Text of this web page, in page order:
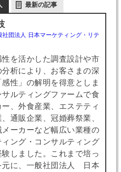
最新の記事
社団法人 日本マーケティング・リテ
を活かした調査設計や市
析により、お客さまの深
感性」の解明を得意としま
ルティングファームで食
、外食産業、エステティ
通販企業、冠婚葬祭業、
メーカーなど幅広い業種の
ィング・コンサルティング
しました。これまで培っ
元に、一般社団法人 日本